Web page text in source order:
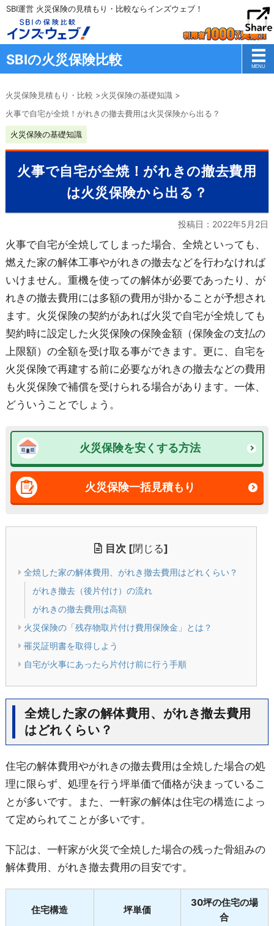
SBI運営 火災保険の見積もり・比較ならインズウェブ！
SBIの火災保険比較
火災保険見積もり・比較 >火災保険の基礎知識 >
火事で自宅が全焼！がれきの撤去費用は火災保険から出る？
火災保険の基礎知識
火事で自宅が全焼！がれきの撤去費用
は火災保険から出る？
投稿日： 2022年5月2日
火事で自宅が全焼してしまった場合、全焼といっても、
燃えた家の解体工事やがれきの撤去などを行わなければ
いけません。重機を使っての解体が必要であったり、が
れきの撤去費用には多額の費用が掛かることが予想され
ます。火災保険の契約があれば火災で自宅が全焼しても
契約時に設定した火災保険の保険金額（保険金の支払の
上限額）の全額を受け取る事ができます。更に、自宅を
火災保険で再建する前に必要ながれきの撤去などの費用
も火災保険で補償を受けられる場合があります。一体、
どういうことでしょう。
火災保険を安くする方法
火災保険一括見積もり
目次 [閉じる]
全焼した家の解体費用、がれき撤去費用はどれくらい？
がれき撤去（後片付け）の流れ
がれきの撤去費用は高額
火災保険の「残存物取片付け費用保険金」とは？
罹災証明書を取得しよう
自宅が火事にあったら片付け前に行う手順
全焼した家の解体費用、がれき撤去費用
はどれくらい？
住宅の解体費用やがれきの撤去費用は全焼した場合の処
理に限らず、処理を行う坪単価で価格が決まっているこ
とが多いです。また、一軒家の解体は住宅の構造によっ
て定められてことが多いです。
下記は、一軒家が火災で全焼した場合の残った骨組みの
解体費用、がれき撤去費用の目安です。
住宅構造 坪単価
30坪の住宅の場
合